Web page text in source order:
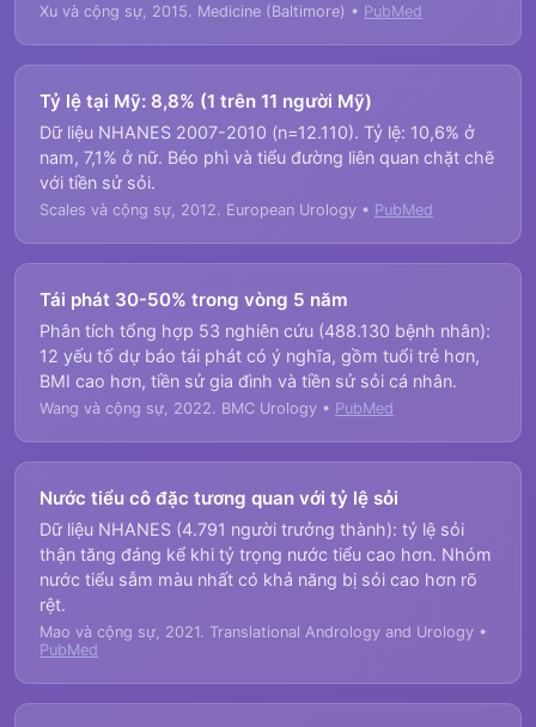
Xu và cộng sự, 2015. Medicine (Baltimore) • PubMed
Tỷ lệ tại Mỹ: 8,8% (1 trên 11 người Mỹ)
Dữ liệu NHANES 2007-2010 (n=12.110). Tỷ lệ: 10,6% ở
nam, 7,1% ở nữ. Béo phì và tiểu đường liên quan chặt chẽ
với tiền sử sỏi.
Scales và cộng sự, 2012. European Urology • PubMed
Tái phát 30-50% trong vòng 5 năm
Phân tích tổng hợp 53 nghiên cứu (488.130 bệnh nhân):
12 yếu tố dự báo tái phát có ý nghĩa, gồm tuổi trẻ hơn,
BMI cao hơn, tiền sử gia đình và tiền sử sỏi cá nhân.
Wang và cộng sự, 2022. BMC Urology • PubMed
Nước tiểu cô đặc tương quan với tỷ lệ sỏi
Dữ liệu NHANES (4.791 người trưởng thành): tỷ lệ sỏi
thận tăng đáng kể khi tỷ trọng nước tiểu cao hơn. Nhóm
nước tiểu sẫm màu nhất có khả năng bị sỏi cao hơn rõ
rệt.
Mao và cộng sự, 2021. Translational Andrology and Urology •
PubMed